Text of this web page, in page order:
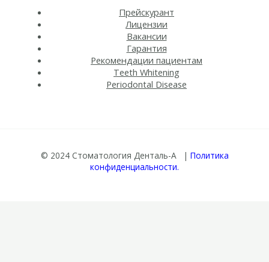
Прейскурант
Лицензии
Вакансии
Гарантия
Рекомендации пациентам
Teeth Whitening​
Periodontal Disease​
© 2024 Стоматология Денталь-А | Политика
конфиденциальности.